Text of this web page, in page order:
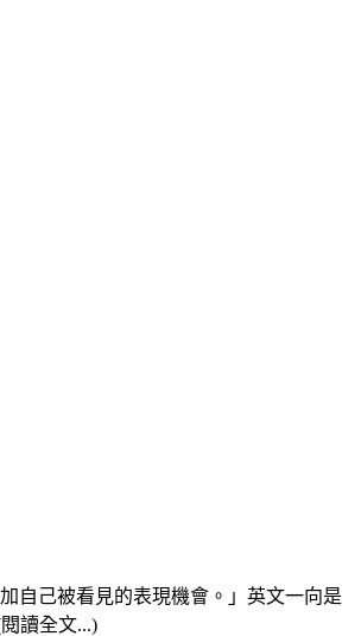
自己被看見的表現機會。」英文一向是
讀全文...)